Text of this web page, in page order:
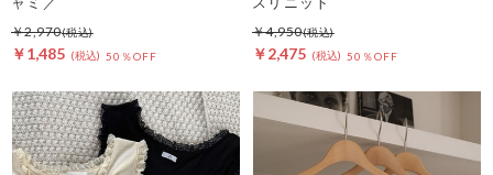
￥1,485 50％OFF
￥2,970
￥2,475 50％OFF
￥4,950